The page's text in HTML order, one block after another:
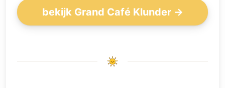
bekijk Grand Café Klunder →